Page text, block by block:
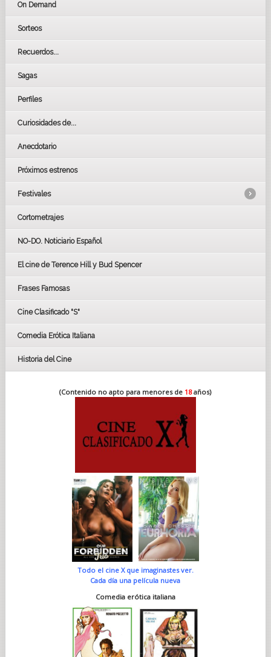
On Demand
Sorteos
Recuerdos...
Sagas
Perfiles
Curiosidades de...
Anecdotario
Próximos estrenos
Festivales
LOS OSCARS
GOYAS
BAFTA
Cortometrajes
NO-DO. Noticiario Español
El cine de Terence Hill y Bud Spencer
Frases Famosas
Cine Clasificado "S"
Comedia Erótica Italiana
Historia del Cine
(Contenido no apto para menores de 18años)
Todo el cine X que imaginastes ver.
Cada día una película nueva
Comedia erótica italiana